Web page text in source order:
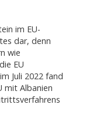
im EU-
dar, denn
wie
EU
Juli 2022 fand
mit Albanien